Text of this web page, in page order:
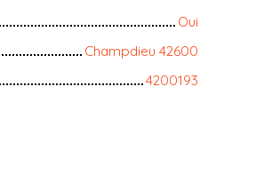
Oui
Champdieu 42600
4200193